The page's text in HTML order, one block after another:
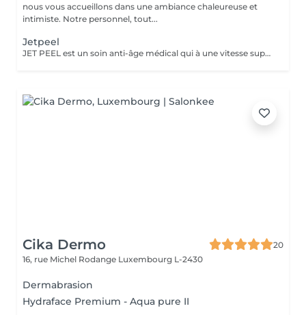
nous vous accueillons dans une ambiance chaleureuse et
intimiste. Notre personnel, tout...
Jetpeel
JET PEEL est un soin anti-âge médical qui à une vitesse supersonique et sans contact avec la peau fera pénétrer des principes actifs ciblés dans les couches profondes de la peau. Comblement, volumisation, hydratation profonde, oxygénation des tissus, atténuation de plis, rides Dès une séance on voit le résultat. RECOMMANDE EN CURE POUR UN RESULTAT OPTIMAL
Cika Dermo
20
16, rue Michel Rodange Luxembourg L-2430
Dermabrasion
Hydraface Premium - Aqua pure II